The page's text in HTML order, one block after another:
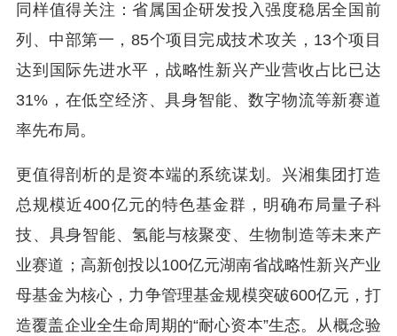
同样值得关注：省属国企研发投入强度稳居全国前
列、中部第一，85个项目完成技术攻关，13个项目
达到国际先进水平，战略性新兴产业营收占比已达
31%，在低空经济、具身智能、数字物流等新赛道
率先布局。
更值得剖析的是资本端的系统谋划。兴湘集团打造
总规模近400亿元的特色基金群，明确布局量子科
技、具身智能、氢能与核聚变、生物制造等未来产
业赛道；高新创投以100亿元湖南省战略性新兴产业
母基金为核心，力争管理基金规模突破600亿元，打
造覆盖企业全生命周期的“耐心资本”生态。从概念验